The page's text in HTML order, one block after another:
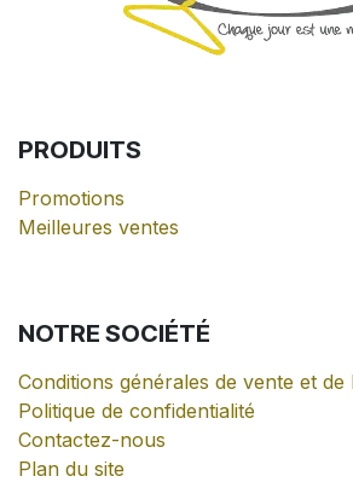
PRODUITS
Promotions
Meilleures ventes
NOTRE SOCIÉTÉ
Conditions générales de vente et de
Politique de confidentialité
Contactez-nous
Plan du site